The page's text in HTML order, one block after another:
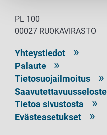
PL 100
00027 RUOKAVIRASTO
Yhteystiedot
Palaute
Tietosuojailmoitus
Saavutettavuusseloste
Tietoa sivustosta
Evästeasetukset